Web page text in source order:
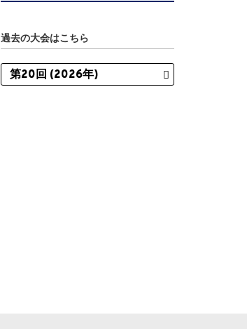
過去の大会はこちら